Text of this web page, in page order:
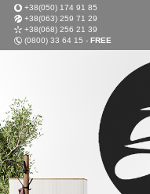
+38(050) 174 91 85
+38(063) 259 71 29
+38(068) 256 21 39
(0800) 33 64 15 - FREE